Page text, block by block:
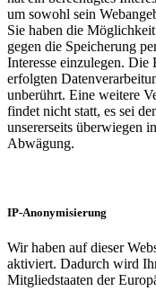
um sowohl sein
Sie haben die
gegen die Speicherung
Interesse einzulegen. Die
erfolgten
unberührt. Eine weitere
findet nicht statt, es sei
unsererseits überwiegen
Abwägung.
IP-Anonymisierung
Wir haben auf dieser
aktiviert. Dadurch wird
Mitgliedstaaten der